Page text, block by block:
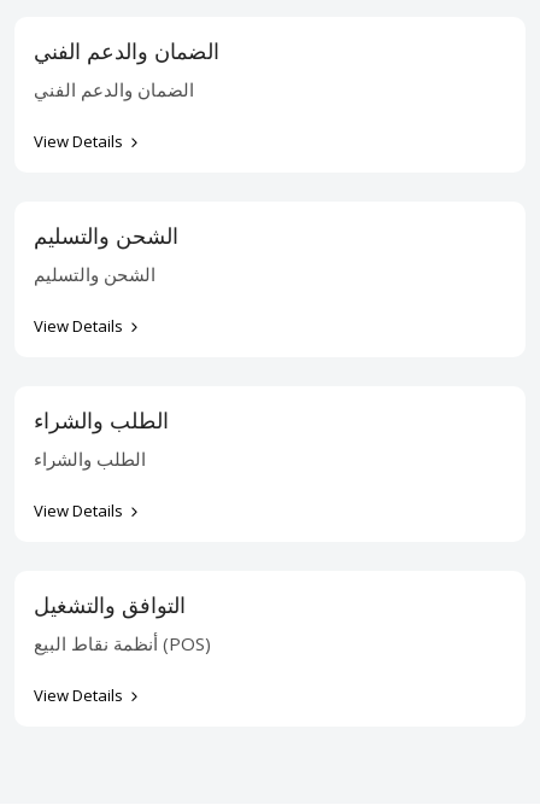
الضمان والدعم الفني
الضمان والدعم الفني
View Details
الشحن والتسليم
الشحن والتسليم
View Details
الطلب والشراء
الطلب والشراء
View Details
التوافق والتشغيل
أنظمة نقاط البيع (POS)
View Details